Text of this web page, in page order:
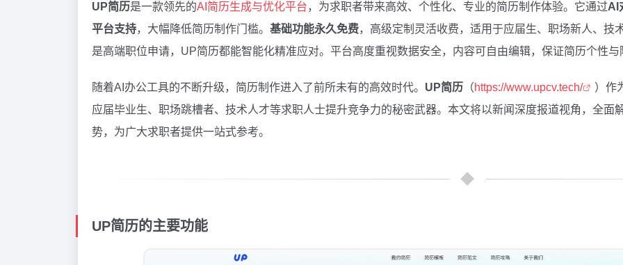
UP简历是一款领先的AI简历生成与优化平台，为求职者带来高效、个性化、专业的简历制作体验。它通过AI
平台支持，大幅降低简历制作门槛。 基础功能永久免费，高级定制灵活收费，适用于应届生、职场新人、技
是高端职位申请，UP简历都能智能化精准应对。平台高度重视数据安全，内容可自由编辑，保证简历个性与
随着AI办公工具的不断升级，简历制作进入了前所未有的高效时代。 UP简历 （https://www.upcv.tech/
）作
应届毕业生、职场跳槽者、技术人才等求职人士提升竞争力的秘密武器。本文将以新闻深度报道视角，全面
势，为广大求职者提供一站式参考。
UP简历的主要功能